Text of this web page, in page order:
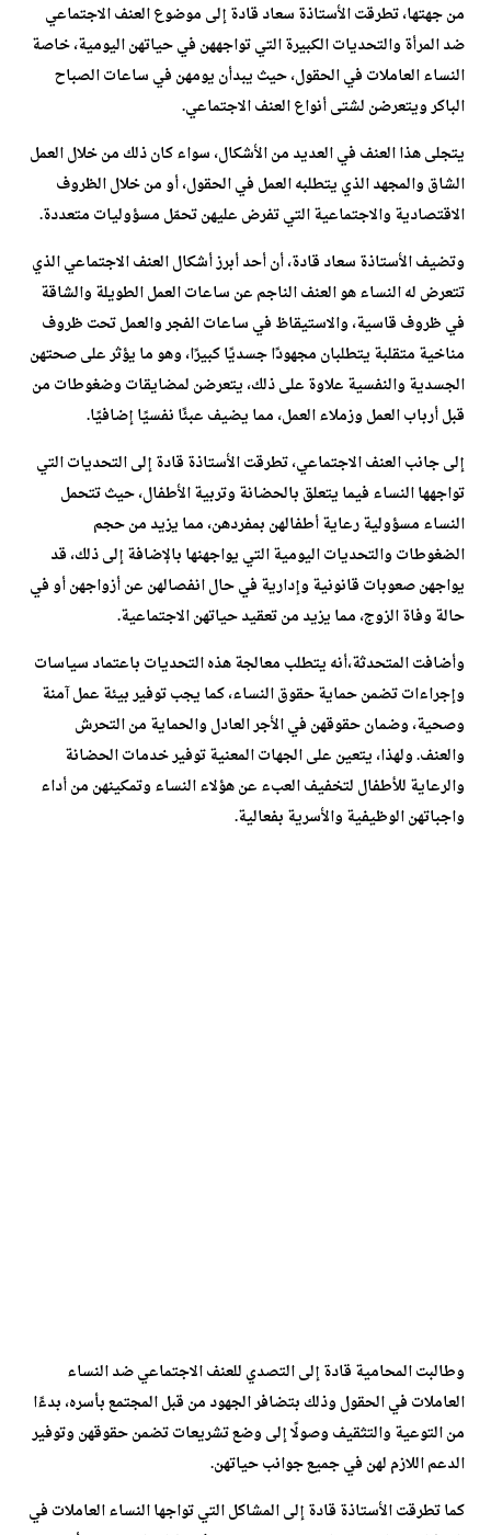
من جهتها، تطرقت الأستاذة سعاد قادة إلى موضوع العنف الاجتماعي
ضد المرأة والتحديات الكبيرة التي تواجههن في حياتهن اليومية، خاصة
النساء العاملات في الحقول، حيث يبدأن يومهن في ساعات الصباح
الباكر ويتعرضن لشتى أنواع العنف الاجتماعي.
يتجلى هذا العنف في العديد من الأشكال، سواء كان ذلك من خلال العمل
الشاق والمجهد الذي يتطلبه العمل في الحقول، أو من خلال الظروف
الاقتصادية والاجتماعية التي تفرض عليهن تحمّل مسؤوليات متعددة.
وتضيف الأستاذة سعاد قادة، أن أحد أبرز أشكال العنف الاجتماعي الذي
تتعرض له النساء هو العنف الناجم عن ساعات العمل الطويلة والشاقة
في ظروف قاسية، والاستيقاظ في ساعات الفجر والعمل تحت ظروف
مناخية متقلبة يتطلبان مجهودًا جسديًا كبيرًا، وهو ما يؤثر على صحتهن
الجسدية والنفسية علاوة على ذلك، يتعرضن لمضايقات وضغوطات من
قبل أرباب العمل وزملاء العمل، مما يضيف عبئًا نفسيًا إضافيًا.
إلى جانب العنف الاجتماعي، تطرقت الأستاذة قادة إلى التحديات التي
تواجهها النساء فيما يتعلق بالحضانة وتربية الأطفال، حيث تتحمل
النساء مسؤولية رعاية أطفالهن بمفردهن، مما يزيد من حجم
الضغوطات والتحديات اليومية التي يواجهنها بالإضافة إلى ذلك، قد
يواجهن صعوبات قانونية وإدارية في حال انفصالهن عن أزواجهن أو في
حالة وفاة الزوج، مما يزيد من تعقيد حياتهن الاجتماعية.
وأضافت المتحدثة،أنه يتطلب معالجة هذه التحديات باعتماد سياسات
وإجراءات تضمن حماية حقوق النساء، كما يجب توفير بيئة عمل آمنة
وصحية، وضمان حقوقهن في الأجر العادل والحماية من التحرش
والعنف. ولهذا، يتعين على الجهات المعنية توفير خدمات الحضانة
والرعاية للأطفال لتخفيف العبء عن هؤلاء النساء وتمكينهن من أداء
واجباتهن الوظيفية والأسرية بفعالية.
وطالبت المحامية قادة إلى التصدي للعنف الاجتماعي ضد النساء
العاملات في الحقول وذلك بتضافر الجهود من قبل المجتمع بأسره، بدءًا
من التوعية والتثقيف وصولًا إلى وضع تشريعات تضمن حقوقهن وتوفير
الدعم اللازم لهن في جميع جوانب حياتهن.
كما تطرقت الأستاذة قادة إلى المشاكل التي تواجها النساء العاملات في